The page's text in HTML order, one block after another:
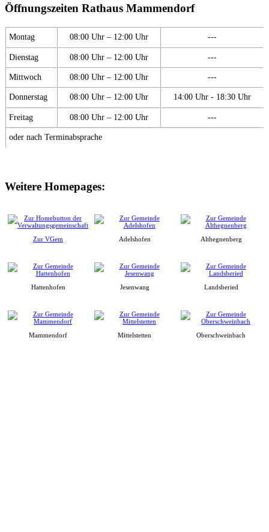
Öffnungszeiten Rathaus Mammendorf
Montag 08:00 Uhr – 12:00 Uhr ---
Dienstag 08:00 Uhr – 12:00 Uhr ---
Mittwoch 08:00 Uhr – 12:00 Uhr ---
Donnerstag 08:00 Uhr – 12:00 Uhr 14:00 Uhr - 18:30 Uhr
Freitag 08:00 Uhr – 12:00 Uhr ---
oder nach Terminabsprache
Weitere Homepages:
Zur VGem Adelshofen Althegnenberg
Hattenhofen Jesenwang Landsberied
Mammendorf Mittelstetten Oberschweinbach